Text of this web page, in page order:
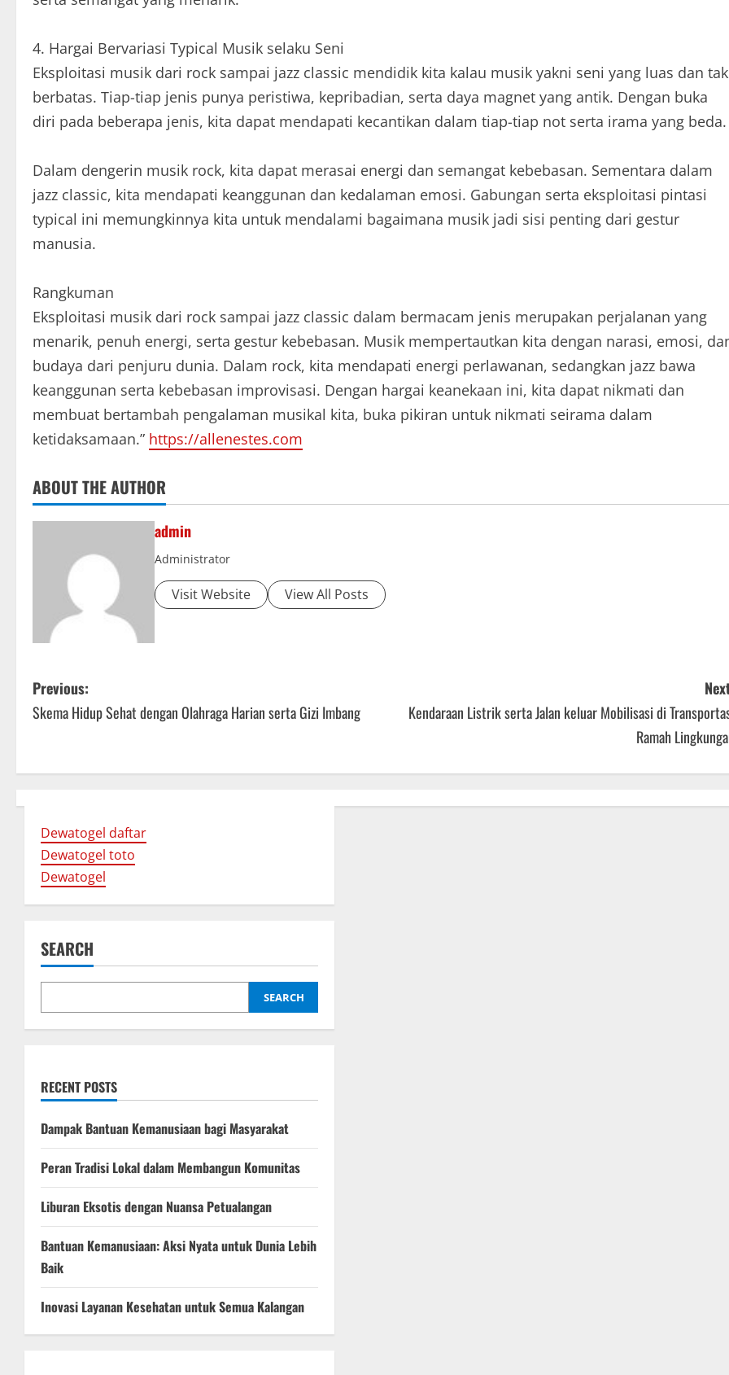
4. Hargai Bervariasi Typical Musik selaku Seni
Eksploitasi musik dari rock sampai jazz classic mendidik kita kalau musik yakni seni yang luas dan tak
berbatas. Tiap-tiap jenis punya peristiwa, kepribadian, serta daya magnet yang antik. Dengan buka
diri pada beberapa jenis, kita dapat mendapati kecantikan dalam tiap-tiap not serta irama yang beda.
Dalam dengerin musik rock, kita dapat merasai energi dan semangat kebebasan. Sementara dalam
jazz classic, kita mendapati keanggunan dan kedalaman emosi. Gabungan serta eksploitasi pintasi
typical ini memungkinnya kita untuk mendalami bagaimana musik jadi sisi penting dari gestur
manusia.
Rangkuman
Eksploitasi musik dari rock sampai jazz classic dalam bermacam jenis merupakan perjalanan yang
menarik, penuh energi, serta gestur kebebasan. Musik mempertautkan kita dengan narasi, emosi,
budaya dari penjuru dunia. Dalam rock, kita mendapati energi perlawanan, sedangkan jazz bawa
keanggunan serta kebebasan improvisasi. Dengan hargai keanekaan ini, kita dapat nikmati dan
membuat bertambah pengalaman musikal kita, buka pikiran untuk nikmati seirama dalam
ketidaksamaan.” https://allenestes.com
ABOUT THE AUTHOR
admin
Administrator
Visit Website View All Posts
P
o
n
a
v
g
t
o
n
Previous:
Skema Hidup Sehat dengan Olahraga Harian serta Gizi Imbang
Kendaraan Listrik serta Jalan keluar Mobilisasi di
Ramah
Dewatogel daftar
Dewatogel toto
Dewatogel
SEARCH
SEARCH
RECENT POSTS
Dampak Bantuan Kemanusiaan bagi Masyarakat
Peran Tradisi Lokal dalam Membangun Komunitas
Liburan Eksotis dengan Nuansa Petualangan
Bantuan Kemanusiaan: Aksi Nyata untuk Dunia Lebih
Baik
Inovasi Layanan Kesehatan untuk Semua Kalangan